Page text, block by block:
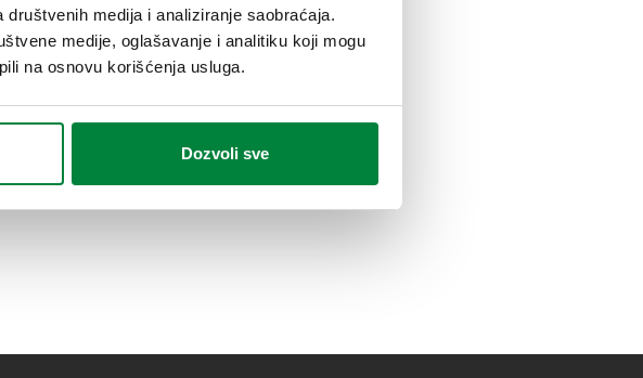
medija i analiziranje saobraćaja.
medije, oglašavanje i analitiku koji mogu
na osnovu korišćenja usluga.
Dozvoli sve